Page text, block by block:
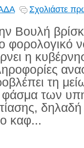
Σχολιάστε
Βουλή
φορολογικό
η
τη
φάσμα των
δηλαδή
καφ...